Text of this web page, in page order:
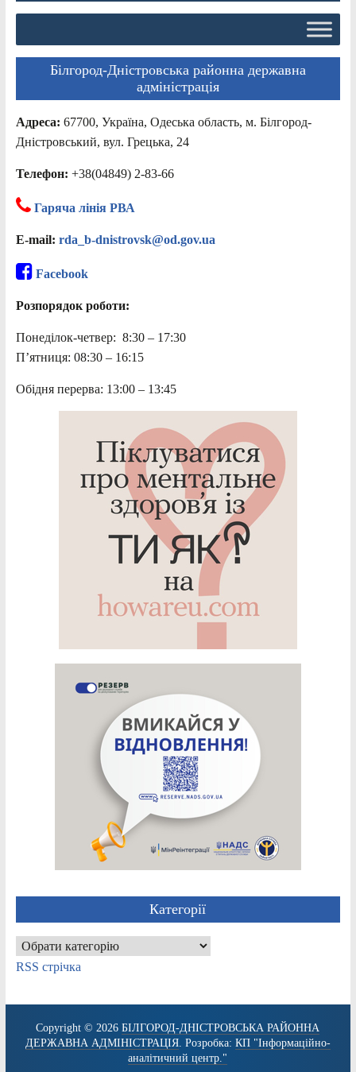
Білгород-Дністровська районна державна
адміністрація
Адреса: 67700, Україна, Одеська область, м. Білгород-
Дністровський, вул. Грецька, 24
Телефон: +38(04849) 2-83-66
Гаряча лінія РВА
E-mail: rda_b-dnistrovsk@od.gov.ua
Facebook
Розпорядок роботи:
Понеділок-четвер: 8:30 – 17:30
П’ятниця: 08:30 – 16:15
Обідня перерва: 13:00 – 13:45
Категорії
Категорії
RSS стрічка
Copyright © 2026БІЛГОРОД-ДНІСТРОВСЬКА РАЙОННА
ДЕРЖАВНА АДМІНІСТРАЦІЯ. Розробка: КП "Інформаційно-
аналітичний центр."